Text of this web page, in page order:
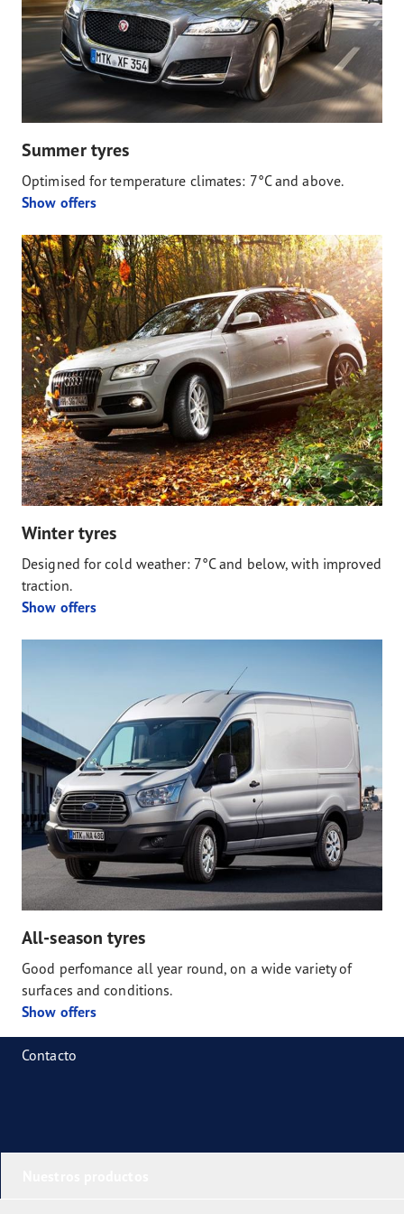
Summer tyres
Optimised for temperature climates: 7°C and above.
Show offers
Winter tyres
Designed for cold weather: 7°C and below, with improved
traction.
Show offers
All-season tyres
Good perfomance all year round, on a wide variety of
surfaces and conditions.
Show offers
Contacto